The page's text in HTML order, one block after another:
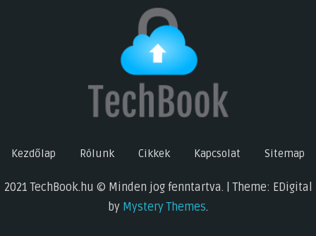
Kezdőlap Rólunk Cikkek Kapcsolat Sitemap
2021 TechBook.hu © Minden jog fenntartva. | Theme: EDigital
by Mystery Themes.